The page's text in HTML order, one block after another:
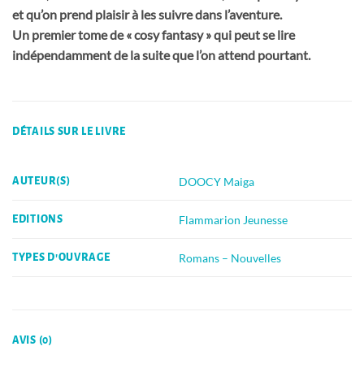
et qu’on prend plaisir à les suivre dans l’aventure.
Un premier tome de « cosy fantasy » qui peut se lire
indépendamment de la suite que l’on attend pourtant.
DÉTAILS SUR LE LIVRE
AUTEUR(S) DOOCY Maiga
EDITIONS Flammarion Jeunesse
TYPES D'OUVRAGE Romans – Nouvelles
AVIS (0)